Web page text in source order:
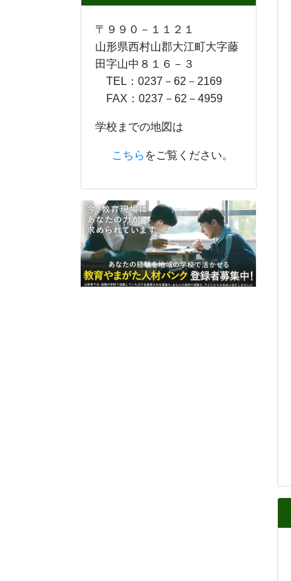
〒９９０－１１２１
山形県西村山郡大江町大字藤
田字山中８１６－３
TEL：0237－62－2169
FAX：0237－62－4959
学校までの地図は
こちら をご覧ください。